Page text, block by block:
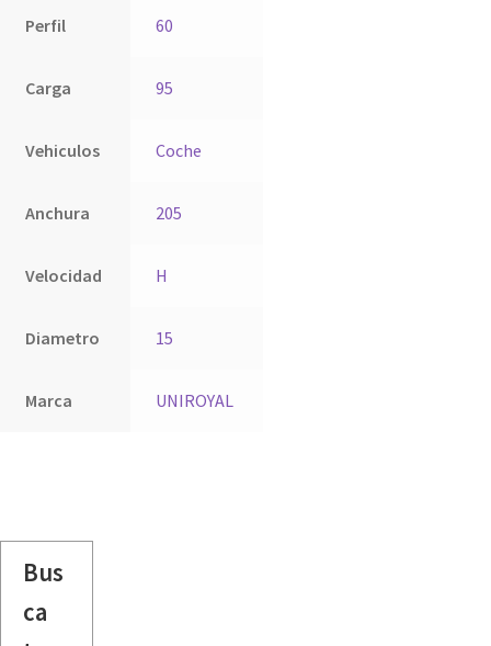
Perfil 60
Carga 95
Vehiculos Coche
Anchura 205
Velocidad H
Diametro 15
Marca UNIROYAL
Bus
ca